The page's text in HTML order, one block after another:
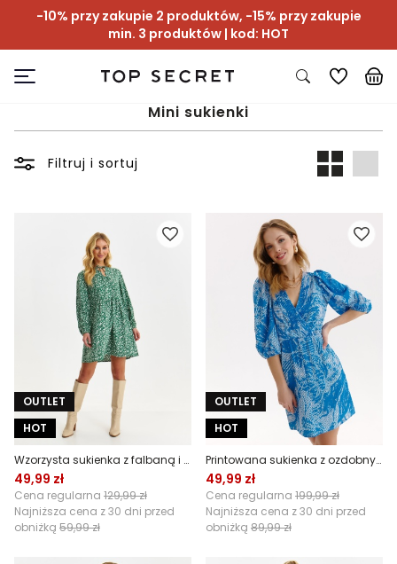
-10% przy zakupie 2 produktów, -15% przy zakupie
min. 3 produktów | kod: HOT
Mini sukienki
Filtruj i sortuj
OUTLET
HOT
Wzorzysta sukienka z falbaną i bufiastymi rękawami
49,99 zł
Cena regularna 129,99 zł
Najniższa cena z 30 dni przed
obniżką 59,99 zł
OUTLET
HOT
Printowana sukienka z ozdobnymi plisami
49,99 zł
Cena regularna 199,99 zł
Najniższa cena z 30 dni przed
obniżką 89,99 zł